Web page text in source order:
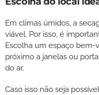
Em climas úmidos, a
viável. Por isso, é
Escolha um espaço
próximo a janelas ou
do ar.
Caso isso não seja